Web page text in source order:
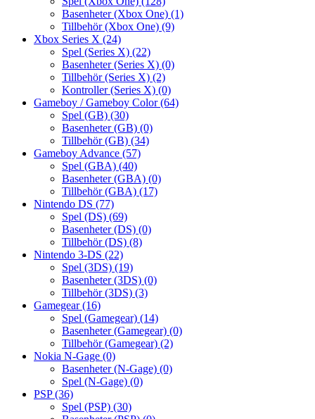
Basenheter (Xbox One) (1)
Tillbehör (Xbox One) (9)
Xbox Series X (24)
Spel (Series X) (22)
Basenheter (Series X) (0)
Tillbehör (Series X) (2)
Kontroller (Series X) (0)
Gameboy / Gameboy Color(64)
Spel (GB) (30)
Basenheter (GB) (0)
Tillbehör (GB) (34)
Gameboy Advance (57)
Spel (GBA) (40)
Basenheter (GBA) (0)
Tillbehör (GBA) (17)
Nintendo DS (77)
Spel (DS) (69)
Basenheter (DS) (0)
Tillbehör (DS) (8)
Nintendo 3-DS (22)
Spel (3DS) (19)
Basenheter (3DS) (0)
Tillbehör (3DS) (3)
Gamegear(16)
Spel (Gamegear) (14)
Basenheter (Gamegear) (0)
Tillbehör (Gamegear) (2)
Nokia N-Gage (0)
Basenheter (N-Gage) (0)
Spel (N-Gage) (0)
PSP(36)
Spel (PSP) (30)